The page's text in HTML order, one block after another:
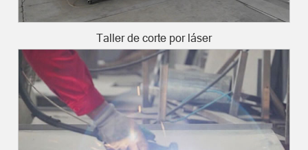
Taller de corte por láser